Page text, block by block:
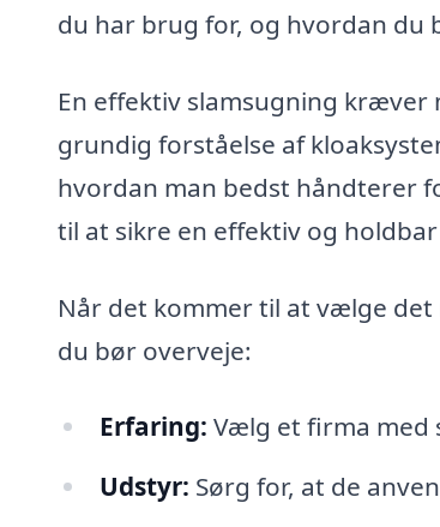
du har brug for, og hvordan du
En effektiv slamsugning
grundig forståelse af
hvordan man bedst håndterer
til at sikre en effektiv og
Når det kommer til at vælge
du bør overveje:
Erfaring: Vælg et firma med
Udstyr: Sørg for, at de